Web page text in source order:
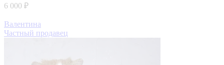
6 000 ₽
Валентина
Частный продавец